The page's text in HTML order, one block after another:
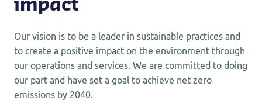
impact
Our vision is to be a leader in sustainable practices and
to create a positive impact on the environment through
our operations and services. We are committed to doing
our part and have set a goal to achieve net zero
emissions by 2040.